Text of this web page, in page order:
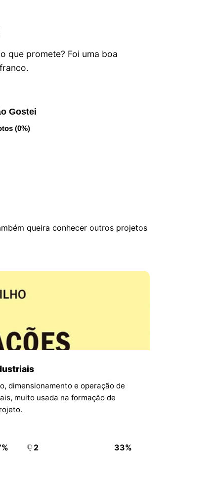
que promete? Foi uma boa
Gostei
(0%)
queira conhecer outros projetos
dimensionamento e operação de
muito usada na formação de
2 33%